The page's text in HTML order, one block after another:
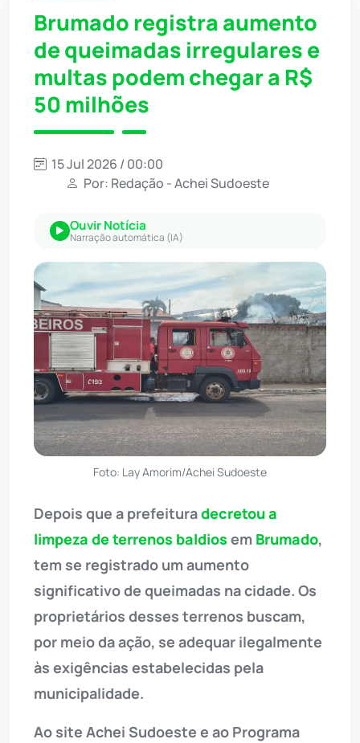
Brumado registra aumento
de queimadas irregulares e
multas podem chegar a R$
50 milhões
15 Jul 2026 / 00:00
Por: Redação - Achei Sudoeste
Ouvir Notícia
Narração automática (IA)
Foto: Lay Amorim/Achei Sudoeste
Depois que a prefeituradecretou a
limpeza de terrenos baldios em Brumado,
tem se registrado um aumento
significativo de queimadas na cidade. Os
proprietários desses terrenos buscam,
por meio da ação, se adequar ilegalmente
às exigências estabelecidas pela
municipalidade.
Ao site Achei Sudoeste e ao Programa